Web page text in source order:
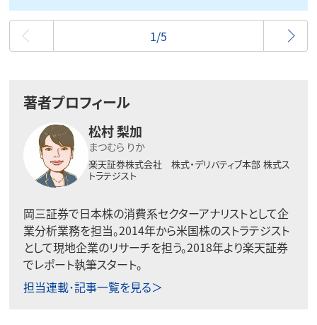
最初
1/5
著者プロフィール
松村 梨加
まつむら りか
楽天証券株式会社 株式・デリバティブ本部 株式ス
トラテジスト
岡三証券で日本株の消費系セクターアナリストとして企
業分析業務を担当。2014年から米国株のストラテジスト
として現地企業のリサーチを担う。2018年より楽天証券
でレポート執筆スタート。
担当連載･記事一覧を見る＞